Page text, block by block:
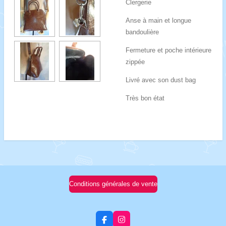
Clergerie
Anse à main et longue
bandoulière
Fermeture et poche intérieure
zippée
Livré avec son dust bag
Très bon état
Conditions générales de vente
F I